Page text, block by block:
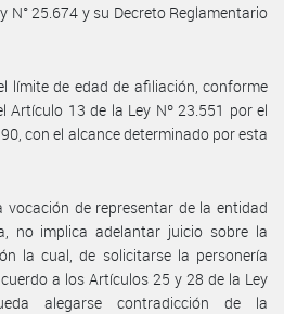
N° 25.674 y su Decreto Reglamentario
límite de edad de afiliación, conforme
Artículo 13 de la Ley Nº 23.551 por el
con el alcance determinado por esta
vocación de representar de la entidad
no implica adelantar juicio sobre la
la cual, de solicitarse la personería
a los Artículos 25 y 28 de la Ley
alegarse contradicción de la